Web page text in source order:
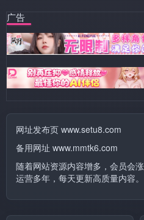
广告
网址发布页 www.setu8.com
备用网址 www.mmtk6.com
随着网站资源内容增多，会员会
运营多年，每天更新高质量内容。